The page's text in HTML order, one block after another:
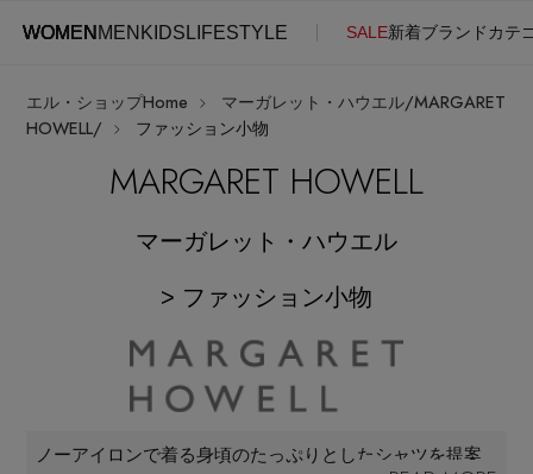
WOMEN MEN KIDS LIFESTYLE SALE新着ブランド カテ
WOMENMENKIDSLIFESTYLE
ITEMS
再入荷アイテム
ブランド
ログイン
はじめてご利用の方
メールマガジン登録
いち早くお届けします。
SEE RESULTS
エル・ショップHome
マーガレット・ハウエル/MARGARET
HOWELL/
ファッション小物
MARGARET HOWELL
マーガレット・ハウエル
> ファッション小物
ノーアイロンで着る身頃のたっぷりとしたシャツを提案